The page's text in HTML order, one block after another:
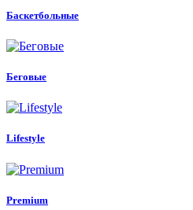
Баскетбольные
Беговые
Lifestyle
Premium